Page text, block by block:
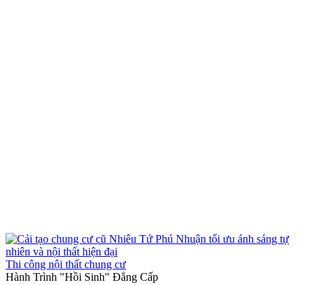
Thi công nội thất chung cư
Hành Trình "Hồi Sinh" Đẳng Cấp